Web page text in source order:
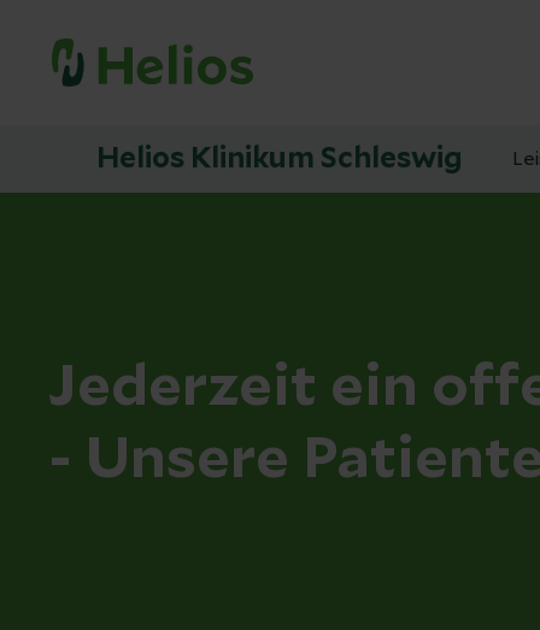
Helios Klinikum Schleswig
Jederzeit ein
- Unsere